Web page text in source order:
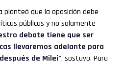
planteó que la oposición debe
públicas y no solamente
debate tiene que ser
llevaremos adelante para
de Milei”, sostuvo. Para